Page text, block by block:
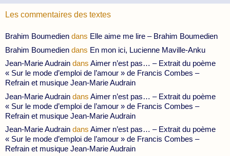
Les commentaires des textes
Brahim Boumedien dans Elle aime me lire – Brahim Boumedien
Brahim Boumedien dans En mon ici, Lucienne Maville-Anku
Jean-Marie Audrain dans Aimer n’est pas… – Extrait du poème
« Sur le mode d’emploi de l’amour » de Francis Combes –
Refrain et musique Jean-Marie Audrain
Jean-Marie Audrain dans Aimer n’est pas… – Extrait du poème
« Sur le mode d’emploi de l’amour » de Francis Combes –
Refrain et musique Jean-Marie Audrain
Jean-Marie Audrain dans Aimer n’est pas… – Extrait du poème
« Sur le mode d’emploi de l’amour » de Francis Combes –
Refrain et musique Jean-Marie Audrain